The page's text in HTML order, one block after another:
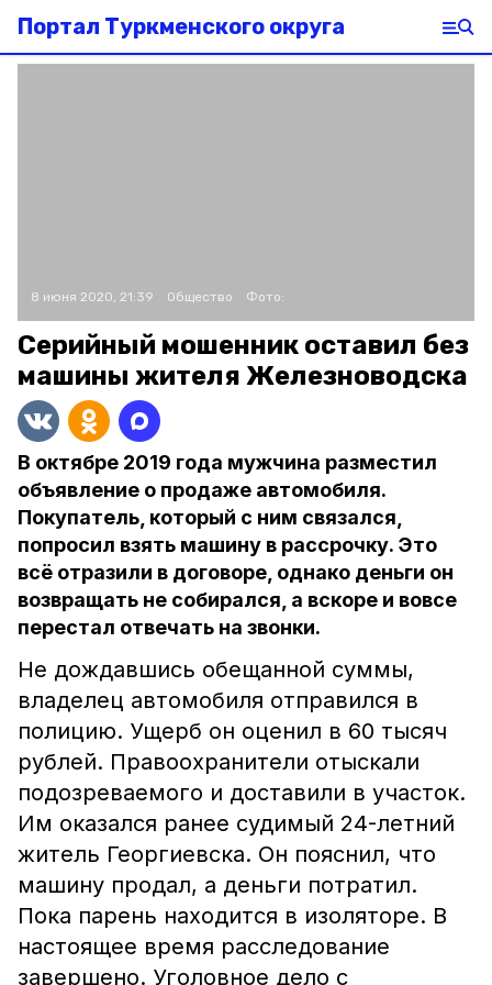
Портал Туркменского округа
8 июня 2020, 21:39 Общество Фото:
Серийный мошенник оставил без
машины жителя Железноводска
В октябре 2019 года мужчина разместил
объявление о продаже автомобиля.
Покупатель, который с ним связался,
попросил взять машину в рассрочку. Это
всё отразили в договоре, однако деньги он
возвращать не собирался, а вскоре и вовсе
перестал отвечать на звонки.
Не дождавшись обещанной суммы,
владелец автомобиля отправился в
полицию. Ущерб он оценил в 60 тысяч
рублей. Правоохранители отыскали
подозреваемого и доставили в участок.
Им оказался ранее судимый 24-летний
житель Георгиевска. Он пояснил, что
машину продал, а деньги потратил.
Пока парень находится в изоляторе. В
настоящее время расследование
завершено. Уголовное дело с